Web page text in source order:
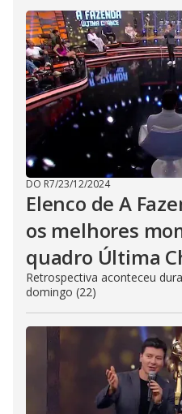
DO R7/23/12/2024
Elenco de A
os melhores
quadro Última
Retrospectiva aconteceu
domingo (22)